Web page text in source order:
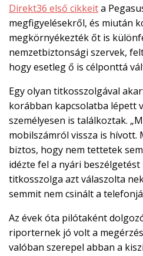
TÁMOGATÓI
KÖRHÖZ!
Direkt36 első cikkeita
megfigyelésekről, és miután
megkörnyékezték őt is
nemzetbiztonsági szervek,
hogy esetleg ő is célponttá
Egy olyan titkosszolgával
korábban kapcsolatba lépett
személyesen is találkoztak.
mobilszámról vissza is hívott.
biztos, hogy nem tettetek
idézte fel a nyári beszélgetést
titkosszolga azt válaszolta
semmit nem csinált a
Az évek óta pilótaként
riporternek jó volt a
valóban szerepel abban a